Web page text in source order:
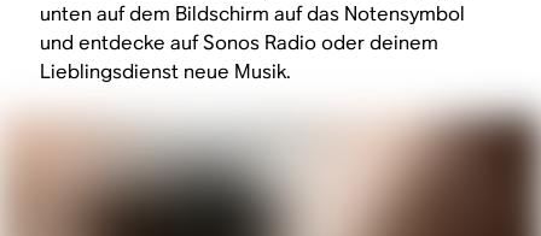
unten auf dem Bildschirm auf das Notensymbol
und entdecke auf Sonos Radio oder deinem
Lieblingsdienst neue Musik.